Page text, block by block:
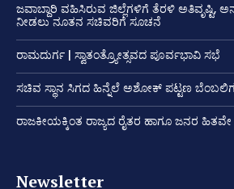
ಜವಾಬ್ದಾರಿ ವಹಿಸಿರುವ ಜಿಲ್ಲೆಗಳಿಗೆ ತೆರಳಿ ಅತಿವೃಷ್ಟಿ,
ನೀಡಲು ನೂತನ ಸಚಿವರಿಗೆ ಸೂಚನೆ
ರಾಮದುರ್ಗ | ಸ್ವಾತಂತ್ರ್ಯೋತ್ಸವದ ಪೂರ್ವಭಾವಿ ಸಭೆ
ಸಚಿವ ಸ್ಥಾನ ಸಿಗದ ಹಿನ್ನೆಲೆ ಅಶೋಕ್ ಪಟ್ಟಣ
ರಾಜಕೀಯಕ್ಕಿಂತ ರಾಜ್ಯದ ರೈತರ ಹಾಗೂ ಜನರ
Newsletter